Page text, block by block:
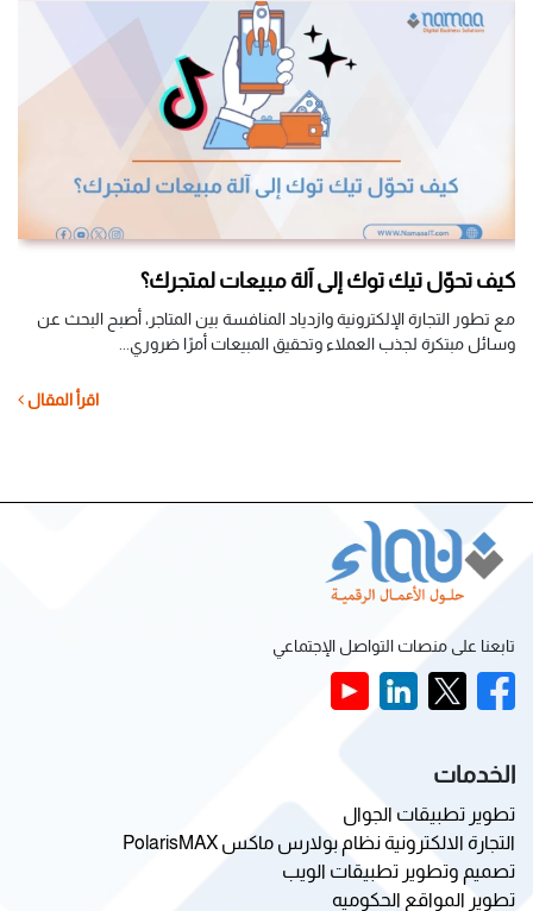
كيف تحوّل تيك توك إلى آلة مبيعات لمتجرك؟
مع تطور التجارة الإلكترونية وازدياد المنافسة بين المتاجر، أصبح البحث عن
وسائل مبتكرة لجذب العملاء وتحقيق المبيعات أمرًا ضروري...
اقرأ المقال
تابعنا على منصات التواصل الإجتماعي
الخدمات
تطوير تطبيقات الجوال
التجارة الالكترونية نظام بولارس ماكس PolarisMAX
تصميم وتطوير تطبيقات الويب
تطوير المواقع الحكوميه